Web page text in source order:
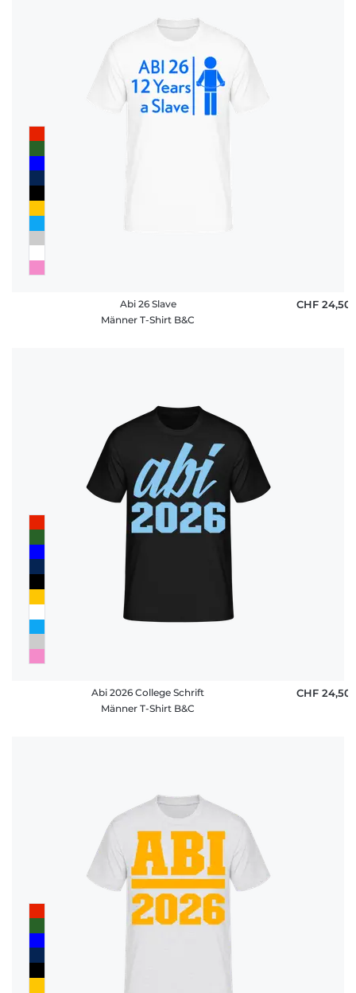
Abi 26 Slave
Männer T-Shirt B&C
CHF 24,50
Abi 2026 College Schrift
Männer T-Shirt B&C
CHF 24,50